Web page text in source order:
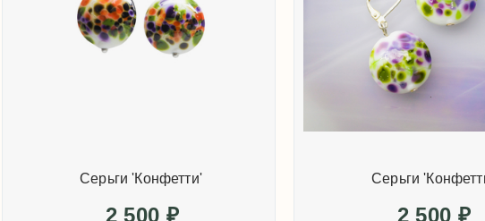
Серьги 'Конфетти'
2 500 ₽
Серьги
2 500 ₽